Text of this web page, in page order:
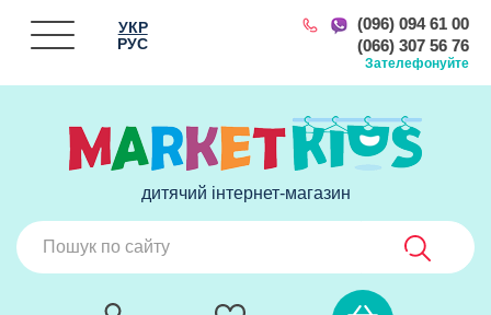
(096) 094 61 00
(066) 307 56 76
Зателефонуйте
УКР
РУС
дитячий інтернет-магазин